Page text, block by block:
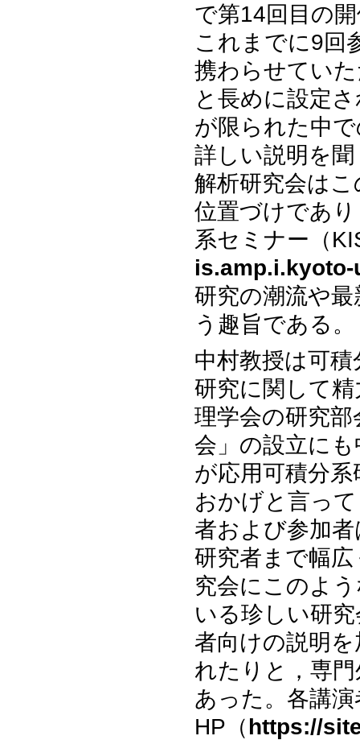
で第14回目の
これまでに9回
携わらせてい
と長めに設定
が限られた中
詳しい説明を
解析研究会は
位置づけであ
系セミナー（
研究の潮流や
う趣旨である。
中村教授は可
研究に関して
理学会の研究
会」の設立に
が応用可積分
おかげと言っ
者および参加
研究者まで幅
究会にこのよ
いる珍しい研
者向けの説明
れたりと，専
あった。各講
HP（https://